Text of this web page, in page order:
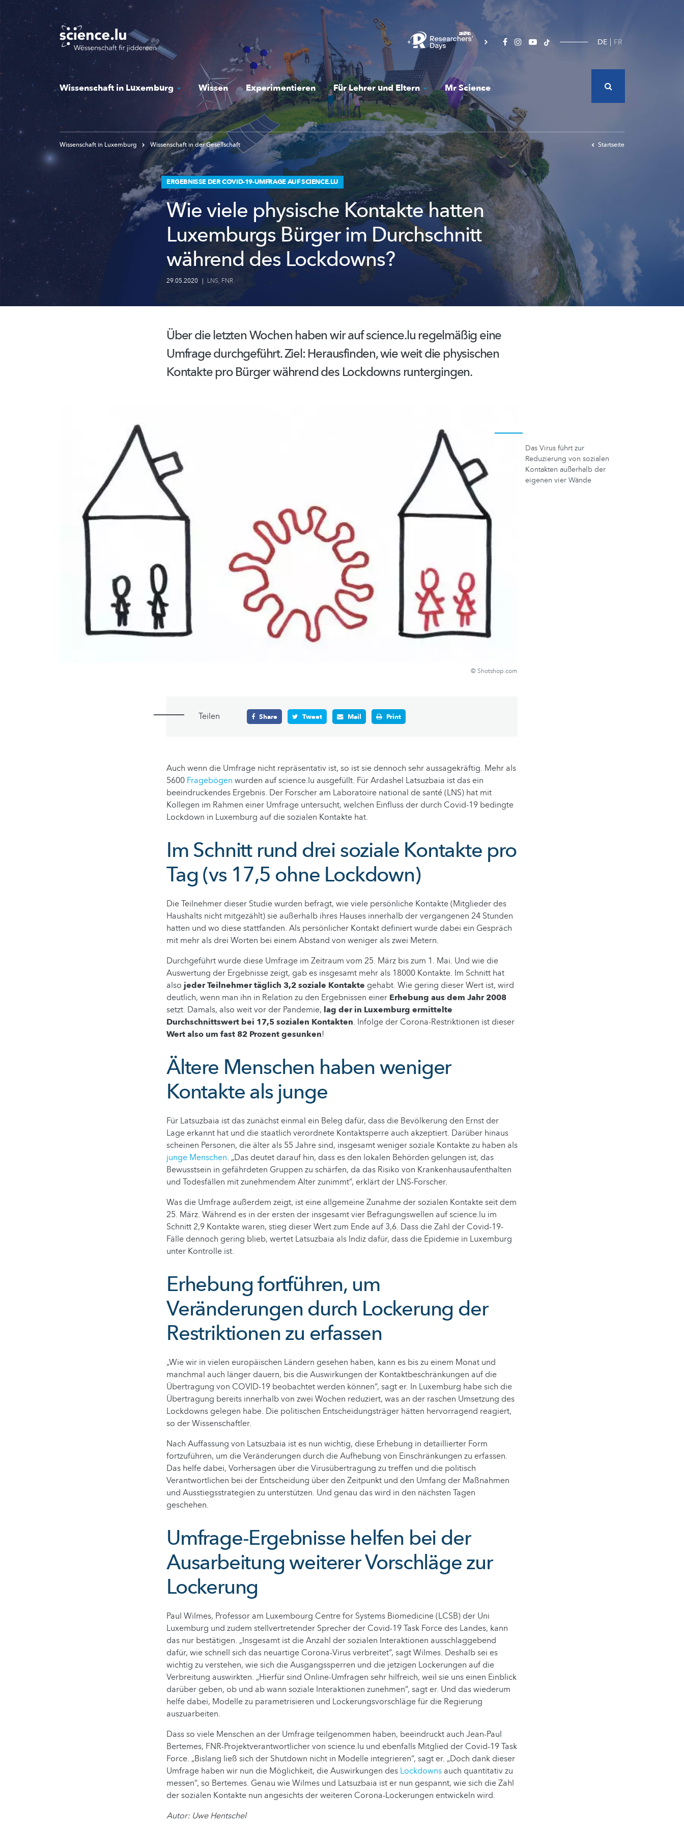
Skip
to
main
content
DE FR
Wissenschaft in Luxemburg Wissen Experimentieren Für Lehrer und Eltern Mr Science
Wissenschaft in Luxemburg Wissenschaft in der Gesellschaft Startseite
ERGEBNISSE DER COVID-19-UMFRAGE AUF SCIENCE.LU
Wie viele physische Kontakte hatten
Luxemburgs Bürger im Durchschnitt
während des Lockdowns?
29.05.2020 | LNS, FNR
Über die letzten Wochen haben wir auf science.lu regelmäßig eine
Umfragedurchgeführt.Ziel: Herausfinden, wie weit die physischen
Kontakte pro Bürger während des Lockdowns runtergingen.
© Shotshop.com
Das Virus führt zur
Reduzierung von sozialen
Kontakten außerhalb der
eigenen vier Wände
Teilen Share Tweet Mail Print
Auch wenn die Umfrage nicht repräsentativ ist, so ist sie dennoch sehr aussagekräftig. Mehr als
5600 Fragebögen wurden auf science.lu ausgefüllt. Für Ardashel Latsuzbaia ist das ein
beeindruckendes Ergebnis. Der Forscher am Laboratoire national de santé (LNS) hat mit
Kollegen im Rahmen einer Umfrage untersucht, welchen Einfluss der durch Covid-19 bedingte
Lockdown in Luxemburg auf die sozialen Kontakte hat.
Im Schnitt rund drei soziale Kontakte pro
Tag (vs 17,5 ohne Lockdown)
Die Teilnehmer dieser Studie wurden befragt, wie viele persönliche Kontakte (Mitglieder des
Haushalts nicht mitgezählt) sie außerhalb ihres Hauses innerhalb der vergangenen 24 Stunden
hatten und wo diese stattfanden. Als persönlicher Kontakt definiert wurde dabei ein Gespräch
mit mehr als drei Worten bei einem Abstand von weniger als zwei Metern.
Durchgeführt wurde diese Umfrage im Zeitraum vom 25. März bis zum 1. Mai. Und wie die
Auswertung der Ergebnisse zeigt, gab es insgesamt mehr als 18000 Kontakte. Im Schnitt hat
also jeder Teilnehmer täglich 3,2 soziale Kontakte gehabt. Wie gering dieser Wert ist, wird
deutlich, wenn man ihn in Relation zu den Ergebnissen einer Erhebung aus dem Jahr 2008
setzt. Damals, also weit vor der Pandemie, lag der in Luxemburg ermittelte
Durchschnittswert bei 17,5 sozialen Kontakten. Infolge der Corona-Restriktionen ist dieser
Wert also um fast 82 Prozent gesunken!
Ältere Menschen haben weniger
Kontakte als junge
Für Latsuzbaia ist das zunächst einmal ein Beleg dafür, dass die Bevölkerung den Ernst der
Lage erkannt hat und die staatlich verordnete Kontaktsperre auch akzeptiert. Darüber hinaus
scheinen Personen, die älter als 55 Jahre sind, insgesamt weniger soziale Kontakte zu haben als
junge Menschen. „Das deutet darauf hin, dass es den lokalen Behörden gelungen ist, das
Bewusstsein in gefährdeten Gruppen zu schärfen, da das Risiko von Krankenhausaufenthalten
und Todesfällen mit zunehmendem Alter zunimmt“, erklärt der LNS-Forscher.
Was die Umfrage außerdem zeigt, ist eine allgemeine Zunahme der sozialen Kontakte seit dem
25. März. Während es in der ersten der insgesamt vier Befragungswellen auf science.lu im
Schnitt 2,9 Kontakte waren, stieg dieser Wert zum Ende auf 3,6. Dass die Zahl der Covid-19-
Fälle dennoch gering blieb, wertet Latsuzbaia als Indiz dafür, dass die Epidemie in Luxemburg
unter Kontrolle ist.
Erhebung fortführen, um
Veränderungen durch Lockerung der
Restriktionen zu erfassen
„Wie wir in vielen europäischen Ländern gesehen haben, kann es bis zu einem Monat und
manchmal auch länger dauern, bis die Auswirkungen der Kontaktbeschränkungen auf die
Übertragung von COVID-19 beobachtet werden können“, sagt er. In Luxemburg habe sich die
Übertragung bereits innerhalb von zwei Wochen reduziert, was an der raschen Umsetzung des
Lockdowns gelegen habe. Die politischen Entscheidungsträger hätten hervorragend reagiert,
so der Wissenschaftler.
Nach Auffassung von Latsuzbaia ist es nun wichtig, diese Erhebung in detaillierter Form
fortzuführen, um die Veränderungen durch die Aufhebung von Einschränkungen zu erfassen.
Das helfe dabei, Vorhersagen über die Virusübertragung zu treffen und die politisch
Verantwortlichen bei der Entscheidung über den Zeitpunkt und den Umfang der Maßnahmen
und Ausstiegsstrategien zu unterstützen. Und genau das wird in den nächsten Tagen
geschehen.
Umfrage-Ergebnisse helfen bei der
Ausarbeitung weiterer Vorschläge zur
Lockerung
Paul Wilmes, Professor am Luxembourg Centre for Systems Biomedicine (LCSB) der Uni
Luxemburg und zudem stellvertretender Sprecher der Covid-19 Task Force des Landes, kann
das nur bestätigen. „Insgesamt ist die Anzahl der sozialen Interaktionen ausschlaggebend
dafür, wie schnell sich das neuartige Corona-Virus verbreitet“, sagt Wilmes. Deshalb sei es
wichtig zu verstehen, wie sich die Ausgangssperren und die jetzigen Lockerungen auf die
Verbreitung auswirkten. „Hierfür sind Online-Umfragen sehr hilfreich, weil sie uns einen Einblick
darüber geben, ob und ab wann soziale Interaktionen zunehmen“, sagt er. Und das wiederum
helfe dabei, Modelle zu parametrisieren und Lockerungsvorschläge für die Regierung
auszuarbeiten.
Dass so viele Menschen an der Umfrage teilgenommen haben, beeindruckt auch Jean-Paul
Bertemes, FNR-Projektverantwortlicher von science.lu und ebenfalls Mitglied der Covid-19 Task
Force. „Bislang ließ sich der Shutdown nicht in Modelle integrieren“, sagt er. „Doch dank dieser
Umfrage haben wir nun die Möglichkeit, die Auswirkungen des Lockdowns auch quantitativ zu
messen“, so Bertemes. Genau wie Wilmes und Latsuzbaia ist er nun gespannt, wie sich die Zahl
der sozialen Kontakte nun angesichts der weiteren Corona-Lockerungen entwickeln wird.
Autor: Uwe Hentschel